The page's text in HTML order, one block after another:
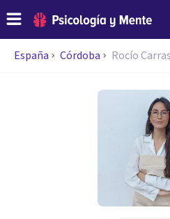
España Córdoba Rocío